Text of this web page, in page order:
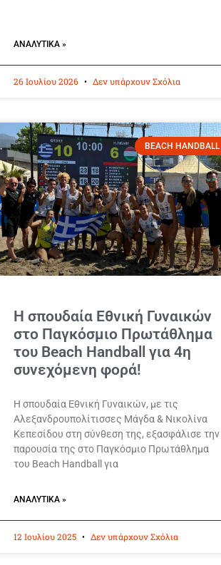
ΑΝΑΛΥΤΙΚΆ »
26 Ιουλίου 2026 Δεν υπάρχουν Σχόλια
BEACH HANDBALL
Η σπουδαία Εθνική Γυναικών
στο Παγκόσμιο Πρωτάθλημα
του Beach Handball για 4η
συνεχόμενη φορά!
Η σπουδαία Εθνική Γυναικών, με τις
Αλεξανδρουπολίτισσες Μάγδα & Νικολίνα
Κεπεσίδου στη σύνθεση της, εξασφάλισε την
παρουσία της στο Παγκόσμιο Πρωτάθλημα
του Beach Handball για
ΑΝΑΛΥΤΙΚΆ »
12 Ιουλίου 2025 Δεν υπάρχουν Σχόλια